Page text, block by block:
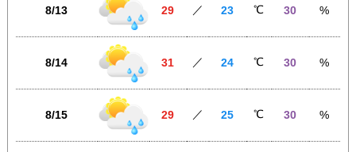
8/13 29 ／ 23 ℃ 30 %
8/14 31 ／ 24 ℃ 30 %
8/15 29 ／ 25 ℃ 30 %